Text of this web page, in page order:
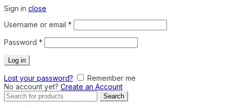
Sign in close
Username or email *
Password *
Log in
Lost your password?
Remember me
No account yet? Create an Account
Search
for:
Search